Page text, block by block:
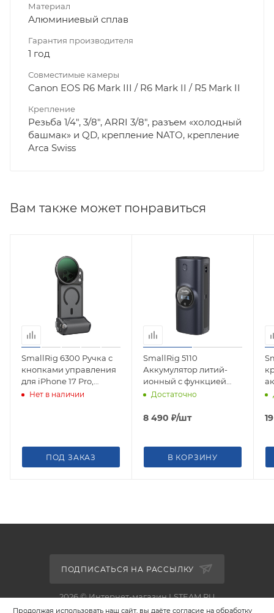
Продолжая использовать наш сайт, вы даёте согласие на обработку
Материал
Алюминиевый сплав
Гарантия производителя
1 год
Совместимые камеры
Canon EOS R6 Mark III / R6 Mark II / R5 Mark II
Крепление
Резьба 1/4", 3/8", ARRI 3/8", разъем «холодный
башмак» и QD, крепление NATO, крепление
Arca Swiss
Вам также может понравиться
SmallRig 6300 Ручка с
кнопками управления
для iPhone 17 Pro,
комплект FilMov со
Нет в наличии
ПОД ЗАКАЗ
SmallRig 5110
Аккумулятор литий-
ионный с функцией
зарядки для Nikon EN-
Достаточно
8 490 ₽/шт
В КОРЗИНУ
ПОДПИСАТЬСЯ НА РАССЫЛКУ
2026 © Интернет-магазин LSTEAM.RU